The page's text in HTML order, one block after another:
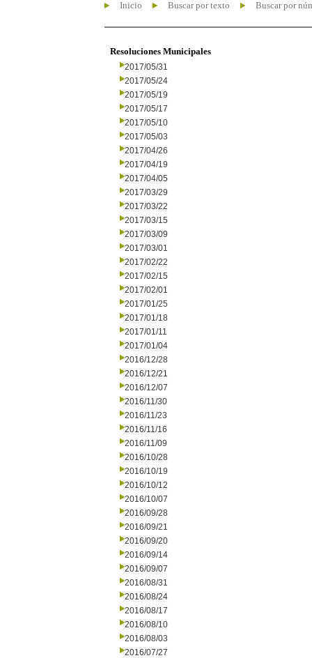
Inicio Buscar por texto Buscar por
Resoluciones Municipales
2017/05/31
2017/05/24
2017/05/19
2017/05/17
2017/05/10
2017/05/03
2017/04/26
2017/04/19
2017/04/05
2017/03/29
2017/03/22
2017/03/15
2017/03/09
2017/03/01
2017/02/22
2017/02/15
2017/02/01
2017/01/25
2017/01/18
2017/01/11
2017/01/04
2016/12/28
2016/12/21
2016/12/07
2016/11/30
2016/11/23
2016/11/16
2016/11/09
2016/10/28
2016/10/19
2016/10/12
2016/10/07
2016/09/28
2016/09/21
2016/09/20
2016/09/14
2016/09/07
2016/08/31
2016/08/24
2016/08/17
2016/08/10
2016/08/03
2016/07/27